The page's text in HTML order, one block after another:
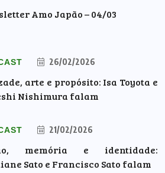
Amo Japão – 04/03
26/02/2026
arte e propósito: Isa Toyota e
Nishimura falam
21/02/2026
memória e identidade:
Sato e Francisco Sato falam